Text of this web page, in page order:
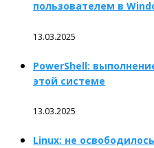
пользователем в
13.03.2025
PowerShell:
этой системе
13.03.2025
Linux: не